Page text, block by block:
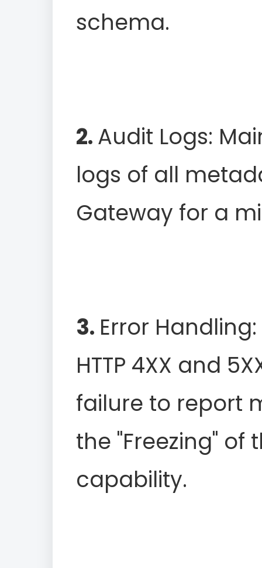
schema.
2.Audit Logs:
logs of all
Gateway for a
3. Error
HTTP 4XX and
failure to report
the "Freezing"
capability.